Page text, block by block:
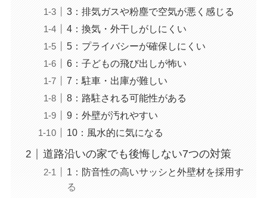
3：排気ガスや粉塵で空気が悪く感じる
4：換気・外干しがしにくい
5：プライバシーが確保しにくい
6：子どもの飛び出しが怖い
7：駐車・出庫が難しい
8：路駐される可能性がある
9：外壁が汚れやすい
10：風水的に気になる
道路沿いの家でも後悔しない7つの対策
1：防音性の高いサッシと外壁材を採用す
る